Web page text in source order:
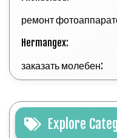
Agresiones israelíes
Asentamientos
Canciones por Palestina
Cultura